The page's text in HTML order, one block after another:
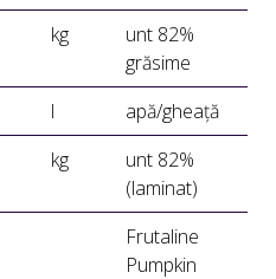
kg
unt 82%
grăsime
l
apă/gheață
kg
unt 82%
(laminat)
Frutaline
Pumpkin